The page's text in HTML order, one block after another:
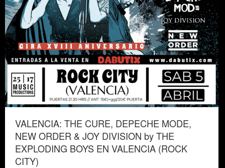
VALENCIA: THE CURE, DEPECHE MODE,
NEW ORDER & JOY DIVISION by THE
EXPLODING BOYS EN VALENCIA (ROCK
CITY)